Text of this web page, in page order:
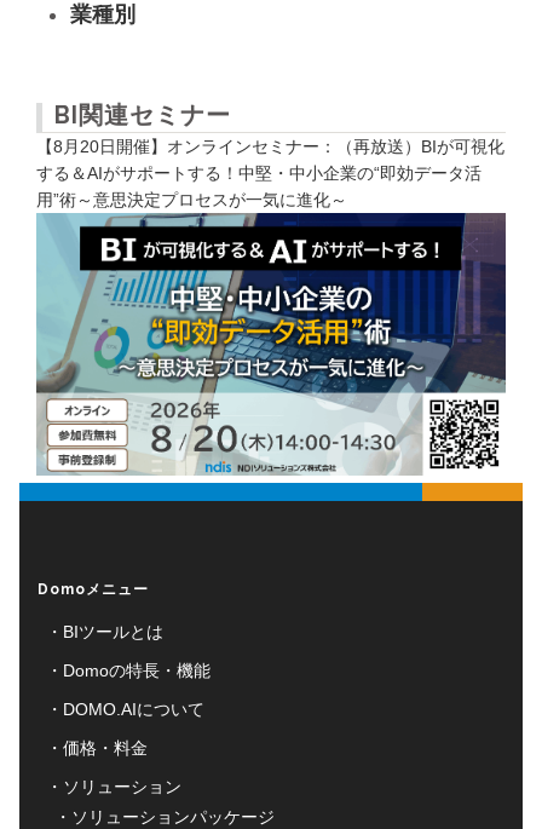
業種別
BI関連セミナー
【8月20日開催】オンラインセミナー：（再放送）BIが可視化
する＆AIがサポートする！中堅・中小企業の“即効データ活
用”術～意思決定プロセスが一気に進化～
Domoメニュー
BIツールとは
Domoの特長・機能
DOMO.AIについて
価格・料金
ソリューション
ソリューションパッケージ